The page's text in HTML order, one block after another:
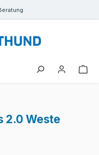
2.0 Weste